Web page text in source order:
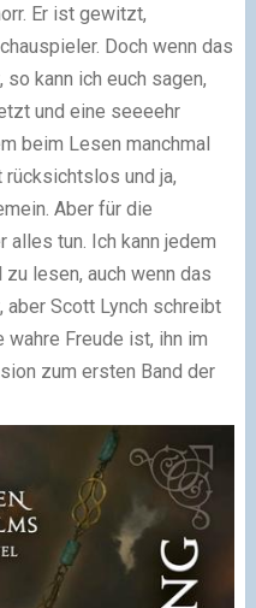
Er ist gewitzt,
Doch wenn das
kann ich euch sagen,
und eine seeeehr
beim Lesen manchmal
rücksichtslos und ja,
Aber für die
alles tun. Ich kann jedem
lesen, auch wenn das
Scott Lynch schreibt
wahre Freude ist, ihn im
zum ersten Band der